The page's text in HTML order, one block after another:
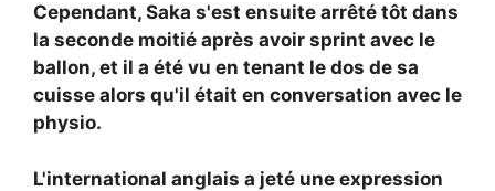
Cependant, Saka s'est ensuite arrêté tôt dans
la seconde moitié après avoir sprint avec le
ballon, et il a été vu en tenant le dos de sa
cuisse alors qu'il était en conversation avec le
physio.
L'international anglais a jeté une expression